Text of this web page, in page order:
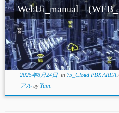
WebUi_manual
2025年8月24日in 75_Cloud PBX AREA/
アルbyYumi